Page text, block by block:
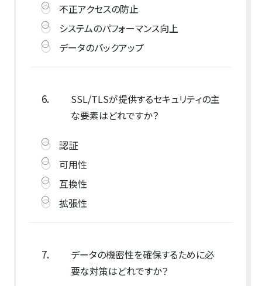
不正アクセスの防止
システムのパフォーマンス向上
データのバックアップ
6.
SSL/TLSが提供するセキュリティの主
な要素はどれですか？
認証
可用性
互換性
拡張性
7.
データの機密性を確保するために必
要な対策はどれですか？